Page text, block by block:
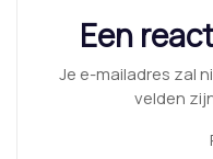
Een
Je e-mailadres zal
velden